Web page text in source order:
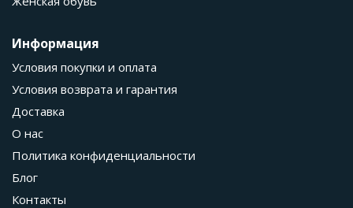
Информация
Условия покупки и оплата
Условия возврата и гарантия
Доставка
О нас
Политика конфиденциальности
Блог
Контакты